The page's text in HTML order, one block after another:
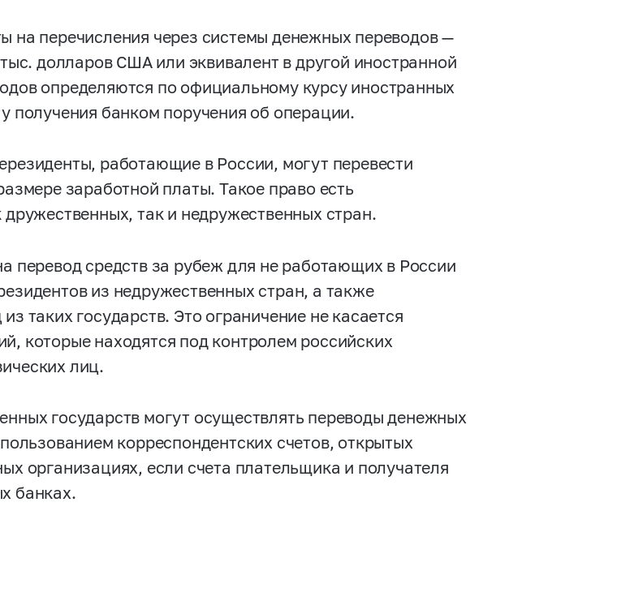
на перечисления через системы денежных переводов —
долларов США или эквивалент в другой иностранной
определяются по официальному курсу иностранных
получения банком поручения об операции.
работающие в России, могут перевести
заработной платы. Такое право есть
дружественных, так и недружественных стран.
перевод средств за рубеж для не работающих в России
из недружественных стран, а также
таких государств. Это ограничение не касается
которые находятся под контролем российских
лиц.
государств могут осуществлять переводы денежных
корреспондентских счетов, открытых
организациях, если счета плательщика и получателя
банках.